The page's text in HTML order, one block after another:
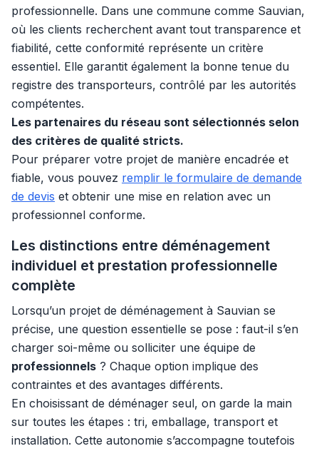
professionnelle. Dans une commune comme Sauvian,
où les clients recherchent avant tout transparence et
fiabilité, cette conformité représente un critère
essentiel. Elle garantit également la bonne tenue du
registre des transporteurs, contrôlé par les autorités
compétentes.
Les partenaires du réseau sont sélectionnés selon
des critères de qualité stricts.
Pour préparer votre projet de manière encadrée et
fiable, vous pouvez remplir le formulaire de demande
de devis et obtenir une mise en relation avec un
professionnel conforme.
Les distinctions entre déménagement
individuel et prestation professionnelle
complète
Lorsqu’un projet de déménagement à Sauvian se
précise, une question essentielle se pose : faut-il s’en
charger soi-même ou solliciter une équipe de
professionnels ? Chaque option implique des
contraintes et des avantages différents.
En choisissant de déménager seul, on garde la main
sur toutes les étapes : tri, emballage, transport et
installation. Cette autonomie s’accompagne toutefois